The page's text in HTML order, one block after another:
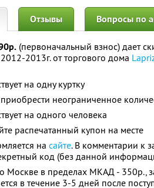
Отзывы Вопросы по
(первоначальный взнос) дает
2013г. от торгового дома
на одну куртку
неограниченное
на одного человека
распечатанный купон на месте
на сайте. В комментарии к
код (без данной
Москве в пределах МКАД - 350р.,
в течение 3-5 дней после